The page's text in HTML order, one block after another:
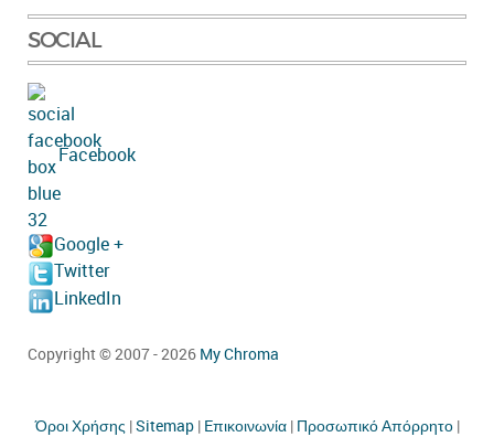
SOCIAL
Facebook
Google +
Twitter
LinkedIn
Copyright © 2007 - 2026 My Chroma
Όροι Χρήσης |Sitemap| Eπικοινωνία| Προσωπικό Απόρρητο|